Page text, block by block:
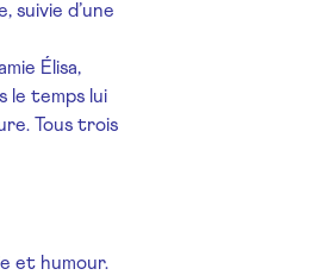
suivie d’une
Élisa,
le temps lui
Tous trois
et humour.